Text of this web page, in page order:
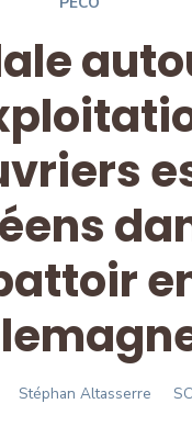
Author
Stéphan Altasserre